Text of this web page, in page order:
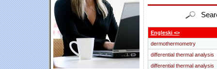
Engleski <>
dermothermometry
differential thermal analysis
differential thermal analysis